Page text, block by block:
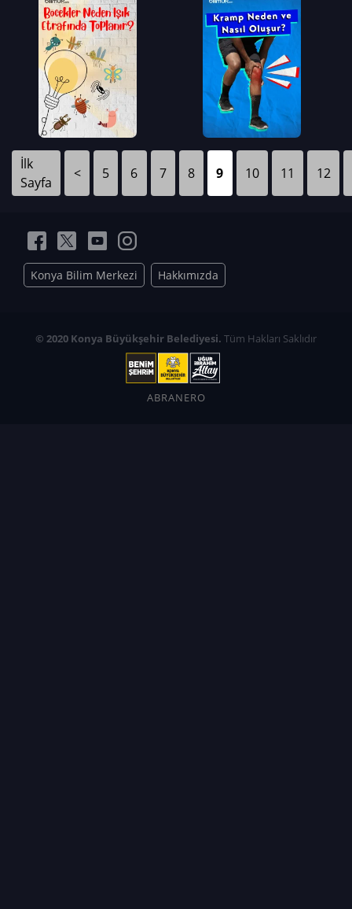
İlk
Sayfa
< 5 6 7 8 9 10 11 12
Konya Bilim Merkezi Hakkımızda
© 2020 Konya Büyükşehir Belediyesi. Tüm Hakları Saklıdır
ABRANERO